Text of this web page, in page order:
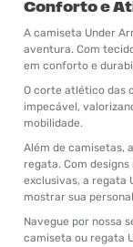
Conforto e
A camiseta Under
aventura. Com
em conforto e
O corte atlético das
impecável,
mobilidade.
Além de camisetas,
regata. Com
exclusivas, a regata
mostrar sua
Navegue por nossa
camiseta ou regata